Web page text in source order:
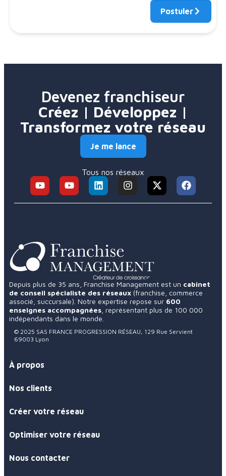
Postuler
Devenez franchiseur
Créez | Développez |
Transformez votre réseau
Je me lance
Tous nos réseaux
Depuis plus de 35 ans, Franchise Management est un cabinet
de conseil spécialiste des réseaux (franchise, commerce
associé, succursale). Notre expertise repose sur 600
enseignes accompagnées , représentant plus de 100 000
indépendants dans le monde.
© 2025 SAS FRANCE PROGRESSION RÉSEAU, 129 Rue Servient
69003 Lyon
À propos
Nos clients
Créer votre réseau
Optimiser votre réseau
Nous contacter